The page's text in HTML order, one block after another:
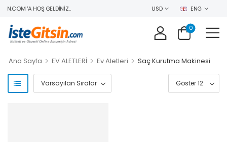
'A HOŞ GELDINIZ.. USD ENG
0
Ana Sayfa > EV ALETLERİ > Ev Aletleri > Saç Kurutma Makinesi